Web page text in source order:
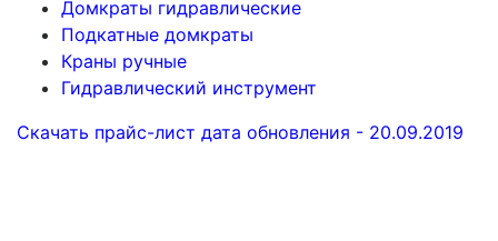
Домкраты гидравлические
Подкатные домкраты
Краны ручные
Гидравлический инструмент
Скачать прайс-лист дата обновления - 20.09.2019